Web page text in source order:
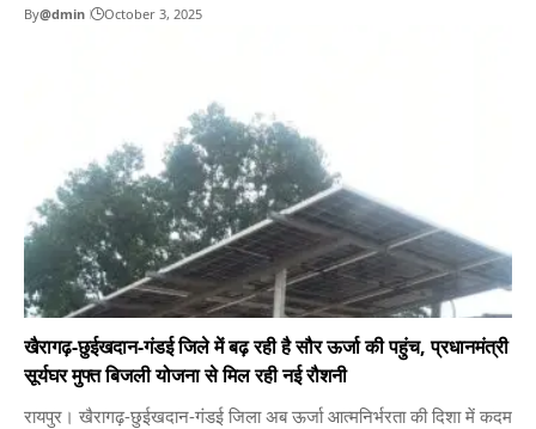
पर किष्टाराम पहुँचे, किष्टाराम में मिनी स्टेडियम व मंगलागुड़ा में बनेगा
By@dmin October 3, 2025
खैरागढ़-छुईखदान-गंडई जिले में बढ़ रही है सौर ऊर्जा की पहुंच, प्रधानमंत्री
सूर्यघर मुफ्त बिजली योजना से मिल रही नई रौशनी
रायपुर। खैरागढ़-छुईखदान-गंडई जिला अब ऊर्जा आत्मनिर्भरता की दिशा में कदम